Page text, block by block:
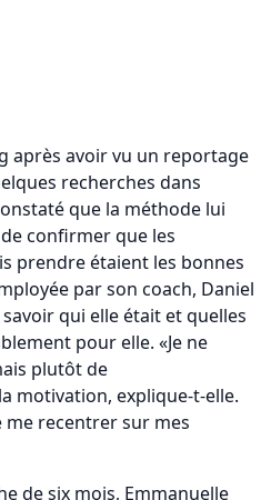
après avoir vu un reportage
recherches dans
que la méthode lui
de confirmer que les
prendre étaient les bonnes
par son coach, Daniel
savoir qui elle était et quelles
pour elle. «Je ne
plutôt de
motivation, explique-t-elle.
me recentrer sur mes
de six mois, Emmanuelle